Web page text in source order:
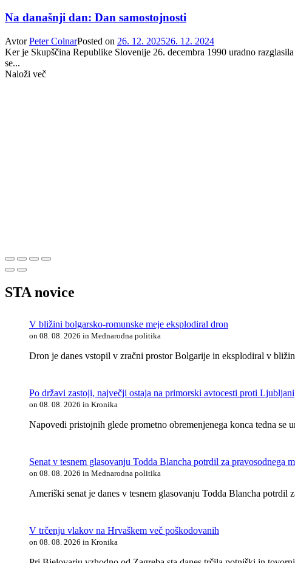
Na današnji dan: Dan samostojnosti
AvtorPeter ColnarPosted on 26. 12. 202526. 12. 2024
Ker je Skupščina Republike Slovenije 26. decembra 1990 uradno
se...
Naloži več
STA novice
V bližini bolgarsko-romunske meje eksplodiral dron
on 08. 08. 2026 in Mednarodna politika
Dron je danes vstopil v zračni prostor Bolgarije in eksplodiral v
Po državi zastoji, največji ostaja na primorski avtocesti proti Ljubljani
on 08. 08. 2026 in Kronika
Napovedi pristojnih glede prometno obremenjenega konca tedna
Senat v tesnem glasovanju Todda Blancha potrdil za pravosodnega
on 08. 08. 2026 in Mednarodna politika
Ameriški senat je danes v tesnem glasovanju Todda Blancha
V trčenju vlakov na Hrvaškem več poškodovanih
on 08. 08. 2026 in Kronika